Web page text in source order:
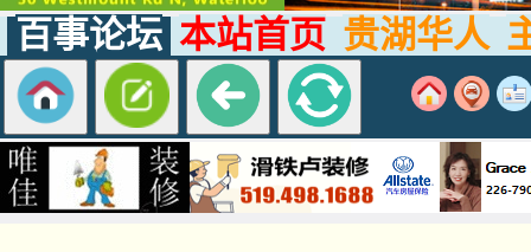
百事论坛 本站首页 贵湖华人